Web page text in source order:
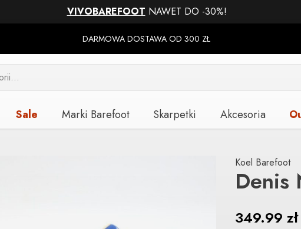
VIVOBAREFOOT NAWET DO -30%!
DARMOWA DOSTAWA OD 300 ZŁ
Sale Marki Barefoot Skarpetki Akcesoria
Koel Barefoot
Denis
349.99zł